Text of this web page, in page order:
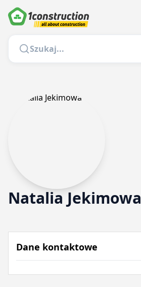
Natalia Jekimowa
Dane kontaktowe